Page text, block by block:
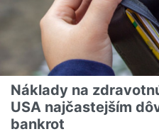
Náklady na
USA najčastejším
bankrot